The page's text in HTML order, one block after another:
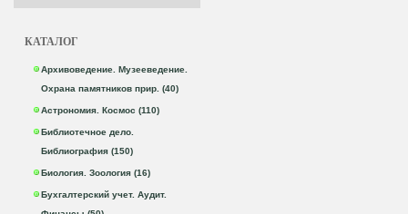
КАТАЛОГ
Архивоведение. Музееведение.
Охрана памятников прир. (40)
Астрономия. Космос (110)
Библиотечное дело.
Библиография (150)
Биология. Зоология (16)
Бухгалтерский учет. Аудит.